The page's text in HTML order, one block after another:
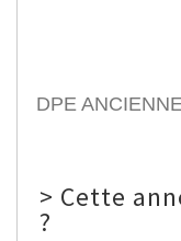
DPE
> Cette
?